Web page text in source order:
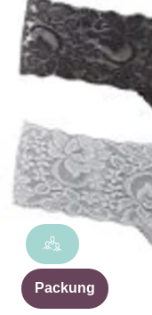
Packung